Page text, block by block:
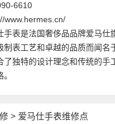
6610
www.hermes.cn/
手表是法国奢侈品品牌爱马仕
制表工艺和卓越的品质而闻名
了独特的设计理念和传统的手
> 爱马仕手表维修点